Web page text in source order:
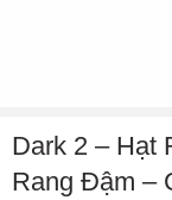
Dark 2 – Hạt
Rang Đậm –